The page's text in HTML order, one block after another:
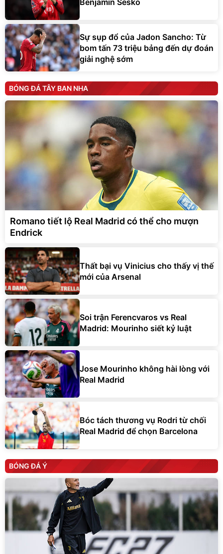
Sự sụp đổ của Jadon Sancho: Từ
bom tấn 73 triệu bảng đến dự đoán
giải nghệ sớm
BÓNG ĐÁ TÂY BAN NHA
Romano tiết lộ Real Madrid có thể cho mượn
Endrick
Thất bại vụ Vinicius cho thấy vị thế
mới của Arsenal
Soi trận Ferencvaros vs Real
Madrid: Mourinho siết kỷ luật
Jose Mourinho không hài lòng với
Real Madrid
Bóc tách thương vụ Rodri từ chối
Real Madrid để chọn Barcelona
BÓNG ĐÁ Ý